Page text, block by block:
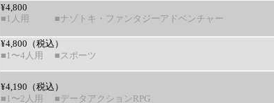
¥4,800
■1人用
■ナゾトキ・ファンタジーアドベンチャー
¥4,800（税込）
■1〜4人用
■スポーツ
¥4,190（税込）
■ 1〜2人用 ■データアクションRPG